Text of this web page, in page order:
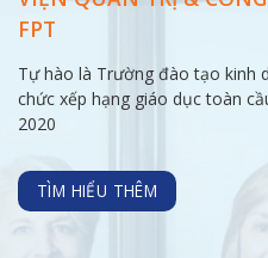
FPT
Tự hào là Trường đào tạo kinh
chức xếp hạng giáo dục toàn
2020
TÌM HIỂU THÊM